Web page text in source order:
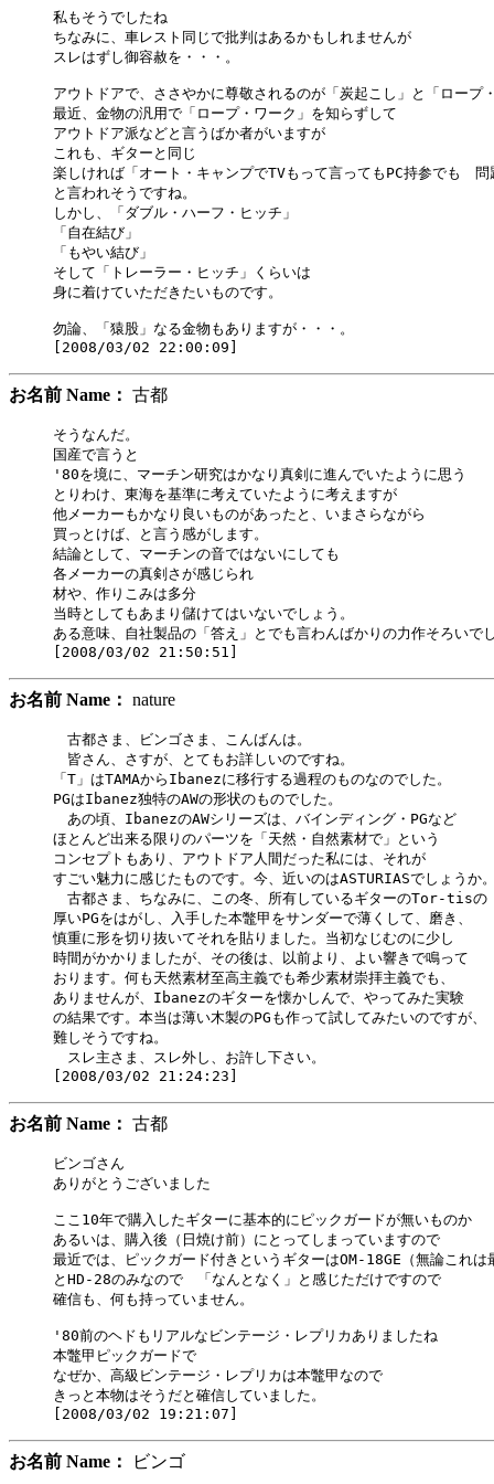
私もそうでしたね
ちなみに、車レスト同じで批判はあるかもしれませんが
スレはずし御容赦を・・・。
アウトドアで、ささやかに尊敬されるのが「炭起こし」と「ロープ
最近、金物の汎用で「ロープ・ワーク」を知らずして
アウトドア派などと言うばか者がいますが
これも、ギターと同じ
楽しければ「オート・キャンプでTVもって言ってもPC持参でも　問
と言われそうですね。
しかし、「ダブル・ハーフ・ヒッチ」
「自在結び」
「もやい結び」
そして「トレーラー・ヒッチ」くらいは
身に着けていただきたいものです。
勿論、「猿股」なる金物もありますが・・・。
お名前 Name： 古都
そうなんだ。
国産で言うと
'80を境に、マーチン研究はかなり真剣に進んでいたように思う
とりわけ、東海を基準に考えていたように考えますが
他メーカーもかなり良いものがあったと、いまさらながら
買っとけば、と言う感がします。
結論として、マーチンの音ではないにしても
各メーカーの真剣さが感じられ
材や、作りこみは多分
当時としてもあまり儲けてはいないでしょう。
ある意味、自社製品の「答え」とでも言わんばかりの力作そろいでし
お名前 Name： nature
古都さま、ビンゴさま、こんばんは。
皆さん、さすが、とてもお詳しいのですね。
「T」はTAMAからIbanezに移行する過程のものなのでした。
PGはIbanez独特のAWの形状のものでした。
あの頃、IbanezのAWシリーズは、バインディング・PGなど
ほとんど出来る限りのパーツを「天然・自然素材で」という
コンセプトもあり、アウトドア人間だった私には、それが
すごい魅力に感じたものです。今、近いのはASTURIASでしょうか。
古都さま、ちなみに、この冬、所有しているギターのTor-tisの
厚いPGをはがし、入手した本鼈甲をサンダーで薄くして、磨き、
慎重に形を切り抜いてそれを貼りました。当初なじむのに少し
時間がかかりましたが、その後は、以前より、よい響きで鳴って
おります。何も天然素材至高主義でも希少素材崇拝主義でも、
ありませんが、Ibanezのギターを懐かしんで、やってみた実験
の結果です。本当は薄い木製のPGも作って試してみたいのですが、
難しそうですね。
スレ主さま、スレ外し、お許し下さい。
お名前 Name： 古都
ビンゴさん
ありがとうございました
ここ10年で購入したギターに基本的にピックガードが無いものか
あるいは、購入後（日焼け前）にとってしまっていますので
最近では、ピックガード付きというギターはOM-18GE（無論これは
とHD-28のみなので　「なんとなく」と感じただけですので
確信も、何も持っていません。
'80前のヘドもリアルなビンテージ・レプリカありましたね
本鼈甲ピックガードで
なぜか、高級ビンテージ・レプリカは本鼈甲なので
きっと本物はそうだと確信していました。
お名前 Name： ビンゴ